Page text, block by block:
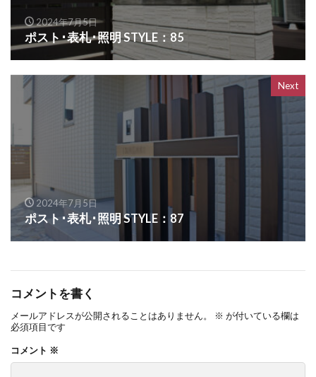
2024年7月5日
ポスト･表札･照明 STYLE：85
Next
2024年7月5日
ポスト･表札･照明 STYLE：87
コメントを書く
メールアドレスが公開されることはありません。 ※ が付いている欄は
必須項目です
コメント ※
OnlyOne ヴァリオネオ
OnlyOne ヴェリータヌーボS
OnlyOne ウォールマウントライト
OnlyOne エッジネームプレート
OnlyOne クーリエ
OnlyOne サブレ
OnlyOne ショーケース エントランスユニット
OnlyOne シンプルフレーム フロントネームプレート
OnlyOne シンライト
OnlyOne ニューヨークスタイル
OnlyOne ネットペブル
OnlyOne ノイエキューブ
OnlyOne パーサス